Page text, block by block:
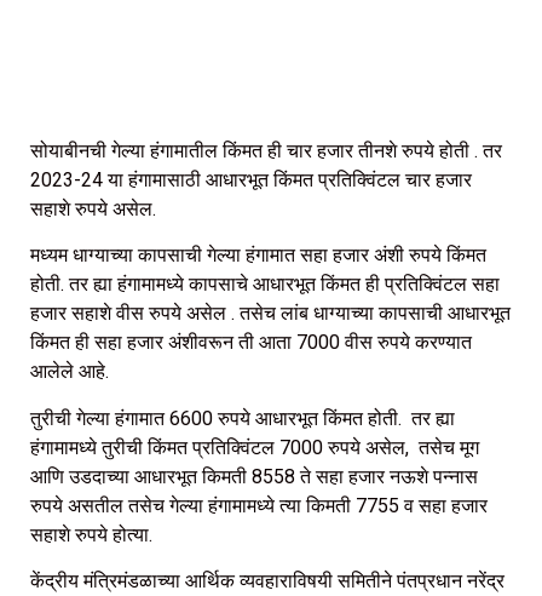
सोयाबीनची गेल्या हंगामातील किंमत ही चार हजार तीनशे रुपये होती . तर
2023-24 या हंगामासाठी आधारभूत किंमत प्रतिक्विंटल चार हजार
सहाशे रुपये असेल.
मध्यम धाग्याच्या कापसाची गेल्या हंगामात सहा हजार अंशी रुपये किंमत
होती. तर ह्या हंगामामध्ये कापसाचे आधारभूत किंमत ही प्रतिक्विंटल सहा
हजार सहाशे वीस रुपये असेल . तसेच लांब धाग्याच्या कापसाची आधारभूत
किंमत ही सहा हजार अंशीवरून ती आता 7000 वीस रुपये करण्यात
आलेले आहे.
तुरीची गेल्या हंगामात 6600 रुपये आधारभूत किंमत होती. तर ह्या
हंगामामध्ये तुरीची किंमत प्रतिक्विंटल 7000 रुपये असेल, तसेच मूग
आणि उडदाच्या आधारभूत किमती 8558 ते सहा हजार नऊशे पन्नास
रुपये असतील तसेच गेल्या हंगामामध्ये त्या किमती 7755 व सहा हजार
सहाशे रुपये होत्या.
केंद्रीय मंत्रिमंडळाच्या आर्थिक व्यवहाराविषयी समितीने पंतप्रधान नरेंद्र